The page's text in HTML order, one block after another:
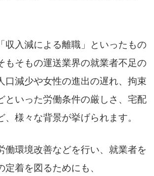
収入減による離職」といったもの
もそもの運送業界の就業者不足の
口減少や女性の進出の遅れ、拘束
といった労働条件の厳しさ、宅配
、様々な背景が挙げられます。
働環境改善などを行い、就業者を
定着を図るためにも、